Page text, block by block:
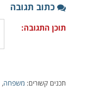
כתוב תגובה
תוכן התגובה:
תכנים קשורים: משפחה,